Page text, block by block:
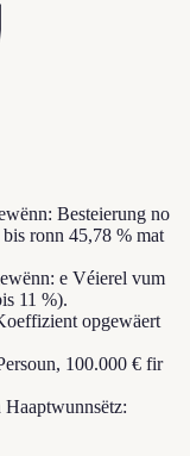
Besteierung no
ronn 45,78 % mat
e Véierel vum
11 %).
opgewäert
100.000 € fir